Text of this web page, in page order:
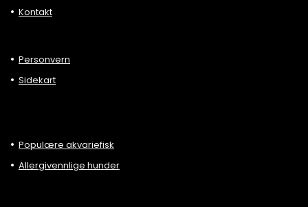
Kontakt
Personvern
Sidekart
Populære akvariefisk
Allergivennlige hunder